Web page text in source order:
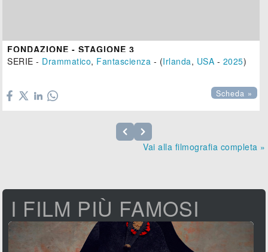
FONDAZIONE - STAGIONE 3
SERIE - Drammatico, Fantascienza - (Irlanda, USA - 2025)
Scheda »
Vai alla filmografia completa »
I FILM PIÙ FAMOSI